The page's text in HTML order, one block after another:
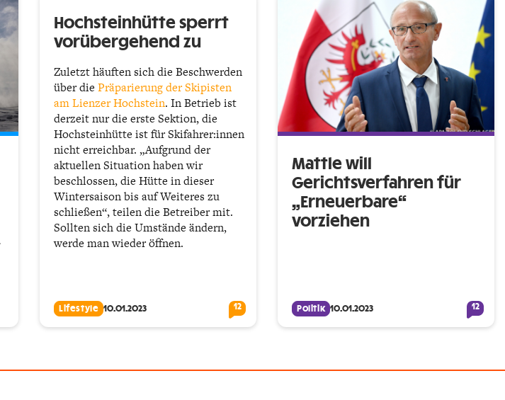
Hochsteinhütte sperrt
vorübergehend zu
Zuletzt häuften sich die Beschwerden
über die Präparierung der Skipisten
am Lienzer Hochstein. In Betrieb ist
derzeit nur die erste Sektion, die
Hochsteinhütte ist für Skifahrer:innen
nicht erreichbar. „Aufgrund der
aktuellen Situation haben wir
beschlossen, die Hütte in dieser
Wintersaison bis auf Weiteres zu
schließen“, teilen die Betreiber mit.
Sollten sich die Umstände ändern,
werde man wieder öffnen.
Lifestyle 10.01.2023 12
Mattle will
Gerichtsverfahren für
„Erneuerbare“
vorziehen
Politik 10.01.2023 12